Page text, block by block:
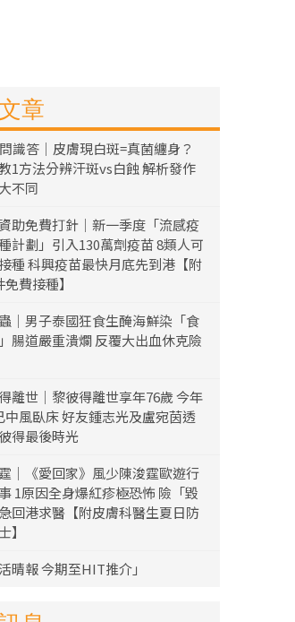
章
識答｜皮膚現白斑=真菌纏身？
1方法分辨汗斑vs白蝕 解析發作
不同
助免費打針｜新一季度「流感疫
計劃」引入130萬劑疫苗 8類人可
種 科興疫苗最快月底先到港【附
費接種】
｜男子泰國狂食生醃海鮮染「食
腸道嚴重潰爛 反覆大出血休克險
離世｜黎彼得離世享年76歲 今年
中風臥床 好友鍾志光及盧宛茵透
得最後時光
｜《愛回家》風少陳浚霆歐遊行
1原因全身爆紅疹極恐怖 險「毀
回港求醫【附皮膚科醫生夏日防
】
活晴報 今期至HIT推介」